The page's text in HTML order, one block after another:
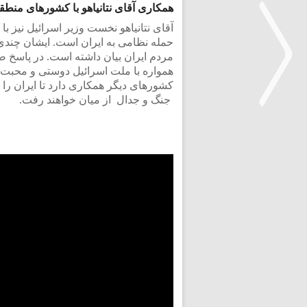
همکاری آقای نتانیاهو با کشورهای
آقای نتانیاهو نخست وزیر اسرائیل نیز
حمله نظامی به ایران است. ایشان
مردم ایران بیان داشته است. در پاسخ
همواره با ملت اسرائیل دوستی و محبت
کشورهای دیگر همکاری دارد تا ایران
جنگ و جدال از میان خواهند رفت.